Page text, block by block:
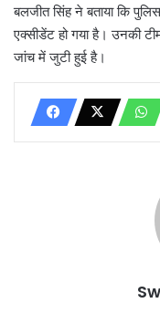
बलजीत सिंह ने बताया कि
एक्सीडेंट हो गया है। उनकी
जांच में जुटी हुई है।